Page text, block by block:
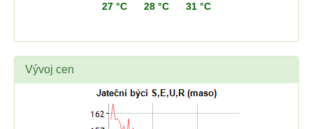
27 °C 28 °C 31 °C
Vývoj cen